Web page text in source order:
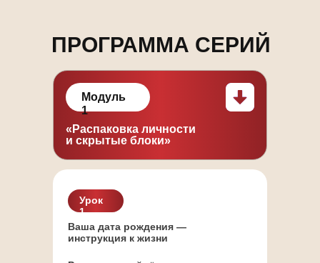
ПРОГРАММА СЕРИЙ
«Распаковка личности
и скрытые блоки»
Модуль
1
Ваша дата рождения —
инструкция к жизни
Урок
1